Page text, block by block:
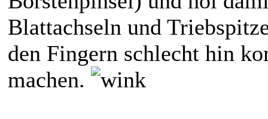
Blattachseln und
den Fingern schlecht hin
machen.